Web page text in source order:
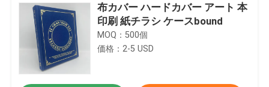
布カバー ハードカバー アート 本
印刷 紙チラシ ケースbound
MOQ：500個
価格：2-5 USD